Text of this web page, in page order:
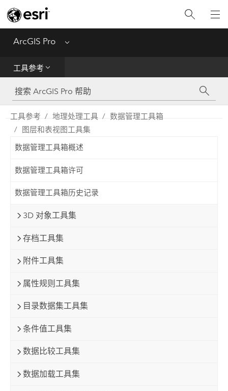
ArcGIS Pro Menu
工具参考
工具参考
Python
SDK
工具参考 地理处理工具
数据管理工具箱
图层和表视图工具集
数据管理工具箱概述
数据管理工具箱许可
数据管理工具箱历史记录
3D 对象工具集
存档工具集
附件工具集
属性规则工具集
目录数据集工具集
条件值工具集
数据比较工具集
数据加载工具集